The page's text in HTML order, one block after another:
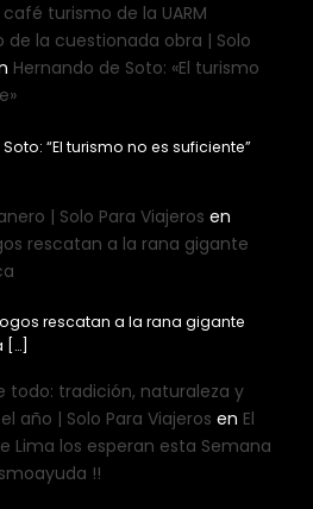
turismo de la UARM
de la cuestionada obra | Solo
Hernando de Soto: «El turismo
“El turismo no es suficiente”
| Solo Para Viajeros en
rescatan a la rana gigante
rescatan a la rana gigante
todo: tradición, naturaleza y
año | Solo Para Viajeros en El
Lima los esperan esta Semana
!!